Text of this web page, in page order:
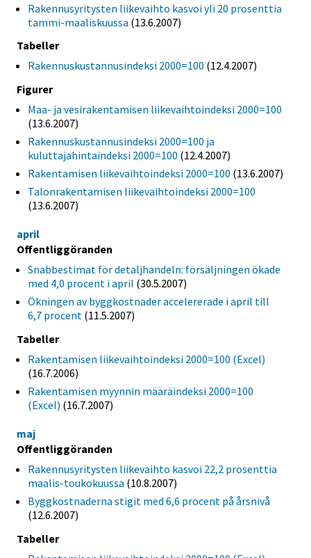
Rakennusyritysten liikevaihto kasvoi yli 20 prosenttia
tammi-maaliskuussa (13.6.2007)
Tabeller
Rakennuskustannusindeksi 2000=100 (12.4.2007)
Figurer
Maa- ja vesirakentamisen liikevaihtoindeksi 2000=100
(13.6.2007)
Rakennuskustannusindeksi 2000=100 ja
kuluttajahintaindeksi 2000=100 (12.4.2007)
Rakentamisen liikevaihtoindeksi 2000=100 (13.6.2007)
Talonrakentamisen liikevaihtoindeksi 2000=100
(13.6.2007)
april
Offentliggöranden
Snabbestimat för detaljhandeln: försäljningen ökade
med 4,0 procent i april (30.5.2007)
Ökningen av byggkostnader accelererade i april till
6,7 procent (11.5.2007)
Tabeller
Rakentamisen liikevaihtoindeksi 2000=100 (Excel)
(16.7.2006)
Rakentamisen myynnin määräindeksi 2000=100
(Excel) (16.7.2007)
maj
Offentliggöranden
Rakennusyritysten liikevaihto kasvoi 22,2 prosenttia
maalis-toukokuussa (10.8.2007)
Byggkostnaderna stigit med 6,6 procent på årsnivå
(12.6.2007)
Tabeller